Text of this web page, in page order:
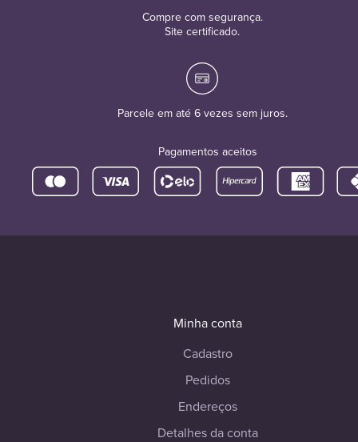
Compre com segurança.
Site certificado.
Parcele em até 6 vezes sem juros.
Pagamentos aceitos
Minha conta
Cadastro
Pedidos
Endereços
Detalhes da conta